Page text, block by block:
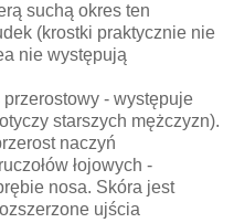
suchą okres ten
(krostki praktycznie nie
nie występują
przerostowy - występuje
starszych mężczyzn).
naczyń
łojowych -
nosa. Skóra jest
ujścia